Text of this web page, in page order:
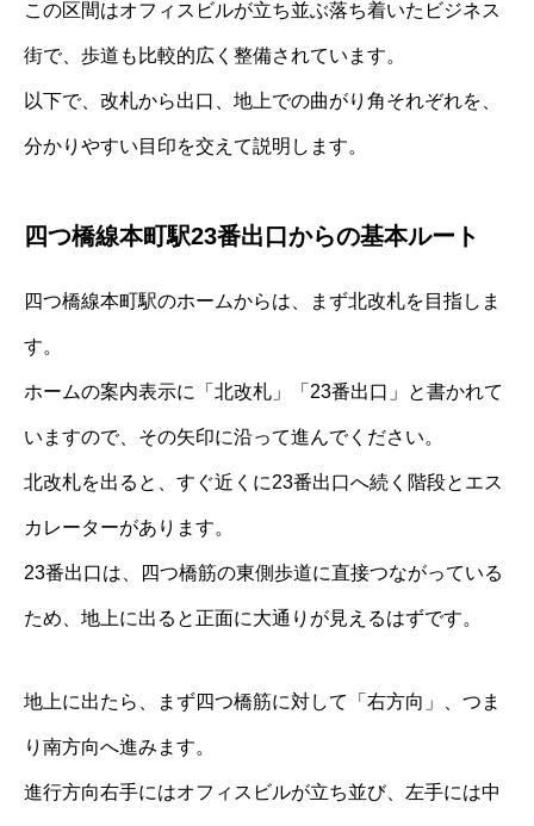
この区間はオフィスビルが立ち並ぶ落ち着いたビジネス
街で、歩道も比較的広く整備されています。
以下で、改札から出口、地上での曲がり角それぞれを、
分かりやすい目印を交えて説明します。
四つ橋線本町駅23番出口からの基本ルート
四つ橋線本町駅のホームからは、まず北改札を目指しま
す。
ホームの案内表示に「北改札」「23番出口」と書かれて
いますので、その矢印に沿って進んでください。
北改札を出ると、すぐ近くに23番出口へ続く階段とエス
カレーターがあります。
23番出口は、四つ橋筋の東側歩道に直接つながっている
ため、地上に出ると正面に大通りが見えるはずです。
地上に出たら、まず四つ橋筋に対して「右方向」、つま
り南方向へ進みます。
進行方向右手にはオフィスビルが立ち並び、左手には中